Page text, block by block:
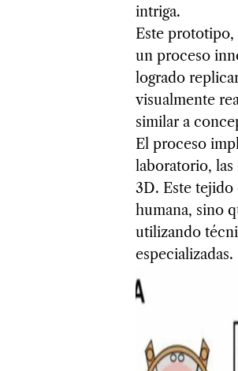
intriga.
Este
un proceso
logrado
visualmente
similar a
El proceso
laboratorio, las
3D. Este
humana, sino
utilizando
especializadas.